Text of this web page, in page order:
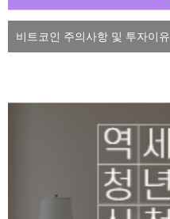
비트코인 주의사항 및 투자이유